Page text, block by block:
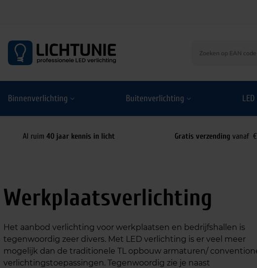
Binnenverlichting Buitenverlichting
Al ruim 40 jaar kennis in licht Gratis verzending vanaf
Werkplaatsverlichting
Het aanbod verlichting voor werkplaatsen en bedrijfshallen is
tegenwoordig zeer divers. Met LED verlichting is er veel meer
mogelijk dan de traditionele TL opbouw armaturen/
verlichtingstoepassingen. Tegenwoordig zie je naast